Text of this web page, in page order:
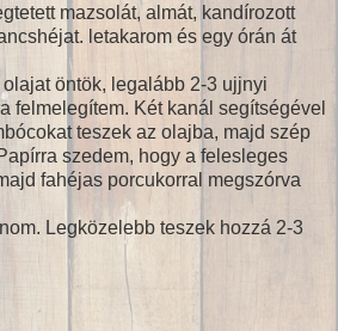
mazsolát, almát, kandírozott
letakarom és egy órán át
öntök, legalább 2-3 ujjnyi
felmelegítem. Két kanál segítségével
teszek az olajba, majd szép
szedem, hogy a felesleges
fahéjas porcukorral megszórva
Legközelebb teszek hozzá 2-3